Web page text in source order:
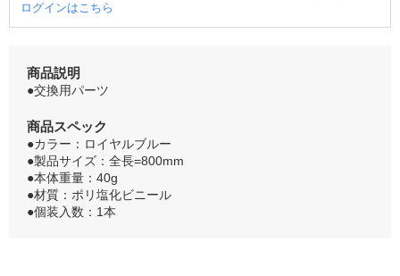
ログインはこちら
商品説明
●交換用パーツ
商品スペック
●カラー：ロイヤルブルー
●製品サイズ：全長=800mm
●本体重量：40g
●材質：ポリ塩化ビニール
●個装入数：1本